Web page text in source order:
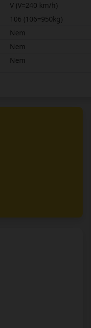
V (V=240 km/h)
106 (106=950kg)
Nem
Nem
Nem